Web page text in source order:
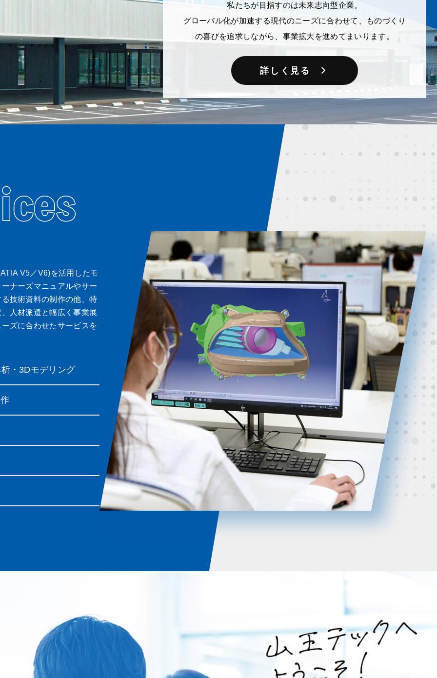
私たちが目指すのは未来志向型企業。
グローバル化が加速する現代のニーズに合わせて、ものづくり
の喜びを追求しながら、事業拡大を進めてまいります。
詳しく見る
V5／V6)を活用したモ
ナーズマニュアルやサー
技術資料の制作の他、特
人材派遣と幅広く事業展
ズに合わせたサービスを
・3Dモデリング